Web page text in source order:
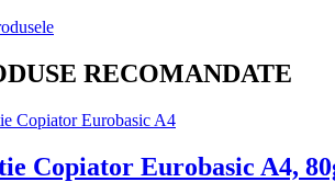
RECOMANDATE
Copiator Eurobasic A4,